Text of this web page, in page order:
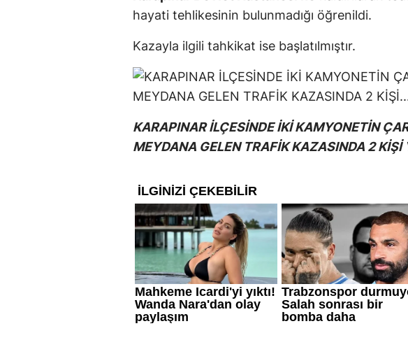
hayati tehlikesinin bulunmadığı öğrenildi.
Kazayla ilgili tahkikat ise başlatılmıştır.
KARAPINAR İLÇESİNDE İKİ KAMYONETİN
MEYDANA GELEN TRAFİK KAZASINDA 2 KİŞİ